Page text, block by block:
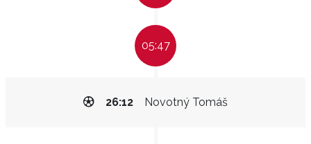
05:47
Novotný Tomáš
26:12